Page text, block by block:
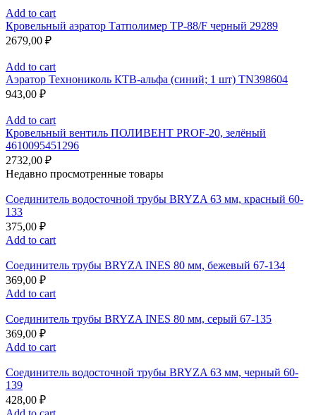
Add to cart
Кровельный аэратор Татполимер ТР-88/F черный 29289
2679,00 ₽
Add to cart
Аэратор Технониколь КТВ-альфа (синий; 1 шт) TN398604
943,00 ₽
Add to cart
Кровельный вентиль ПОЛИВЕНТ PROF-20, зелёный
4610095451296
2732,00 ₽
Недавно просмотренные товары
Соединитель водосточной трубы BRYZA 63 мм, краcный 60-
133
375,00 ₽
Add to cart
Соединитель трубы BRYZA INES 80 мм, бежевый 67-134
369,00 ₽
Add to cart
Соединитель трубы BRYZA INES 80 мм, серый 67-135
369,00 ₽
Add to cart
Соединитель водосточной трубы BRYZA 63 мм, черный 60-
139
428,00 ₽